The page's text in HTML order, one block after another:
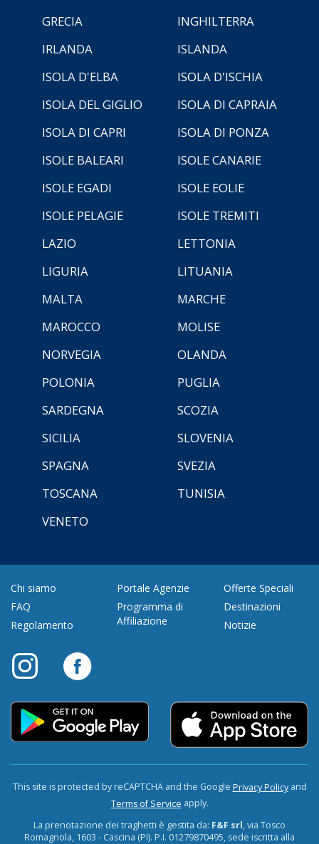
GRECIA
INGHILTERRA
IRLANDA
ISLANDA
ISOLA D'ELBA
ISOLA D'ISCHIA
ISOLA DEL GIGLIO
ISOLA DI CAPRAIA
ISOLA DI CAPRI
ISOLA DI PONZA
ISOLE BALEARI
ISOLE CANARIE
ISOLE EGADI
ISOLE EOLIE
ISOLE PELAGIE
ISOLE TREMITI
LAZIO
LETTONIA
LIGURIA
LITUANIA
MALTA
MARCHE
MAROCCO
MOLISE
NORVEGIA
OLANDA
POLONIA
PUGLIA
SARDEGNA
SCOZIA
SICILIA
SLOVENIA
SPAGNA
SVEZIA
TOSCANA
TUNISIA
VENETO
Chi siamo
FAQ
Regolamento
Portale Agenzie
Programma di
Affiliazione
Offerte Speciali
Destinazioni
Notizie
This site is protected by reCAPTCHA and the Google Privacy Policyand
Terms of Service apply.
La prenotazione dei traghetti è gestita da: F&F srl, via Tosco
Romagnola, 1603 - Cascina (PI). P.I. 01279870495, sede iscritta alla